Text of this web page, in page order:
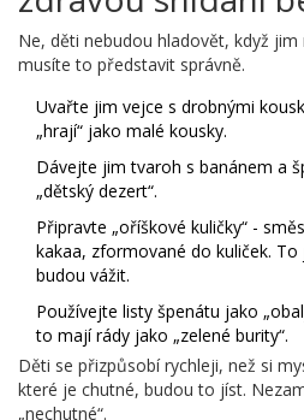
Ne, děti nebudou hladovět, když jim
musíte to představit správně.
Uvařte jim vejce s drobnými
„hrají“ jako malé kousky.
Dávejte jim tvaroh s banánem a
„dětský dezert“.
Připravte „oříškové kuličky“ -
kakaa, zformované do kuliček.
budou vážit.
Používejte listy špenátu jako
to mají rády jako „zelené burity“.
Děti se přizpůsobí rychleji, než si
které je chutné, budou to jíst.
„nechutné“.